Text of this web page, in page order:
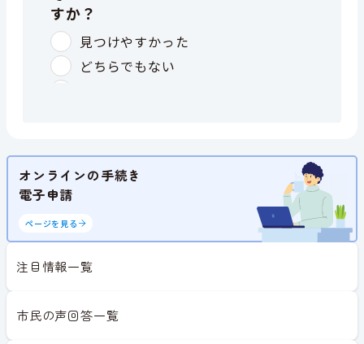
オンラインの手続き
電子申請
ページを見る
注目情報一覧
市民の声回答一覧